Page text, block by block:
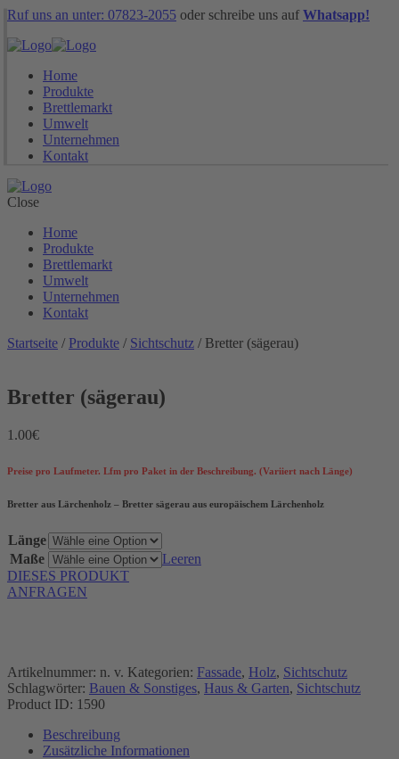
Ruf uns an unter: 07823-2055 oder schreibe uns auf Whatsapp!
Home
Produkte
Brettlemarkt
Umwelt
Unternehmen
Kontakt
Close
Home
Produkte
Brettlemarkt
Umwelt
Unternehmen
Kontakt
Startseite / Produkte / Sichtschutz / Bretter (sägerau)
Bretter (sägerau)
1.00€
Preise pro Laufmeter. Lfm pro Paket in der Beschreibung. (Variiert nach Länge)
Bretter aus Lärchenholz – Bretter sägerau aus europäischem Lärchenholz
Länge
Maße
Leeren
DIESES PRODUKT
ANFRAGEN
Artikelnummer: n. v. Kategorien: Fassade, Holz, Sichtschutz
Schlagwörter: Bauen & Sonstiges, Haus & Garten, Sichtschutz
Product ID: 1590
Beschreibung
Zusätzliche Informationen